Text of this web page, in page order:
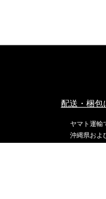
配送・梱包
ヤマト運輸
沖縄県およ